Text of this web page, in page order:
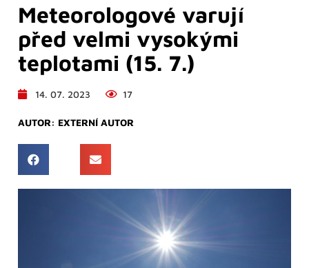
Meteorologové varují
před velmi vysokými
teplotami (15. 7.)
14. 07. 2023 17
AUTOR: EXTERNÍ AUTOR